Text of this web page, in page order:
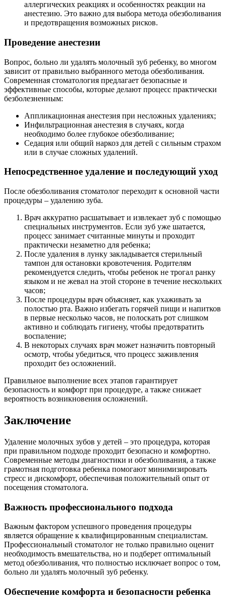
аллергических реакциях и особенностях реакции на
анестезию. Это важно для выбора метода обезболивания
и предотвращения возможных рисков.
Проведение анестезии
Вопрос, больно ли удалять молочный зуб ребенку, во многом
зависит от правильно выбранного метода обезболивания.
Современная стоматология предлагает безопасные и
эффективные способы, которые делают процесс практически
безболезненным:
Аппликационная анестезия при несложных удалениях;
Инфильтрационная анестезия в случаях, когда
необходимо более глубокое обезболивание;
Седация или общий наркоз для детей с сильным страхом
или в случае сложных удалений.
Непосредственное удаление и последующий уход
После обезболивания стоматолог переходит к основной части
процедуры – удалению зуба.
Врач аккуратно расшатывает и извлекает зуб с помощью
специальных инструментов. Если зуб уже шатается,
процесс занимает считанные минуты и проходит
практически незаметно для ребенка;
После удаления в лунку закладывается стерильный
тампон для остановки кровотечения. Родителям
рекомендуется следить, чтобы ребенок не трогал ранку
языком и не жевал на этой стороне в течение нескольких
часов;
После процедуры врач объясняет, как ухаживать за
полостью рта. Важно избегать горячей пищи и напитков
в первые несколько часов, не полоскать рот слишком
активно и соблюдать гигиену, чтобы предотвратить
воспаление;
В некоторых случаях врач может назначить повторный
осмотр, чтобы убедиться, что процесс заживления
проходит без осложнений.
Правильное выполнение всех этапов гарантирует
безопасность и комфорт при процедуре, а также снижает
вероятность возникновения осложнений.
Заключение
Удаление молочных зубов у детей – это процедура, которая
при правильном подходе проходит безопасно и комфортно.
Современные методы диагностики и обезболивания, а также
грамотная подготовка ребенка помогают минимизировать
стресс и дискомфорт, обеспечивая положительный опыт от
посещения стоматолога.
Важность профессионального подхода
Важным фактором успешного проведения процедуры
является обращение к квалифицированным специалистам.
Профессиональный стоматолог не только правильно оценит
необходимость вмешательства, но и подберет оптимальный
метод обезболивания, что полностью исключает вопрос о том,
больно ли удалять молочный зуб ребенку.
Обеспечение комфорта и безопасности ребенка